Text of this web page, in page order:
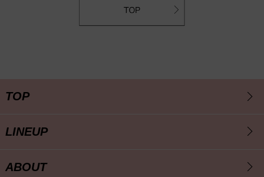
TOP
LINEUP
ABOUT